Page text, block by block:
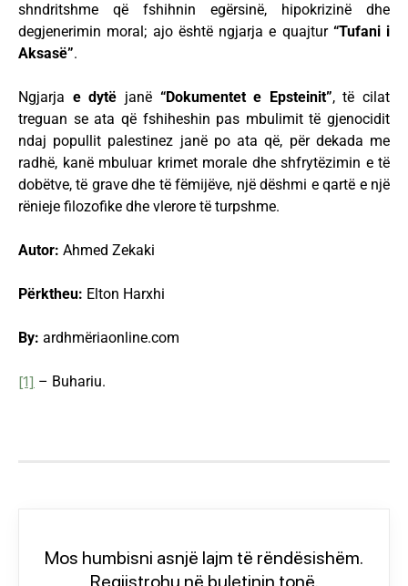
shndritshme që fshihnin egërsinë, hipokrizinë dhe
degjenerimin moral; ajo është ngjarja e quajtur “Tufani i
Aksasë”.
Ngjarja e dytë janë “Dokumentet e Epsteinit”, të cilat
treguan se ata që fshiheshin pas mbulimit të gjenocidit
ndaj popullit palestinez janë po ata që, për dekada me
radhë, kanë mbuluar krimet morale dhe shfrytëzimin e të
dobëtve, të grave dhe të fëmijëve, një dëshmi e qartë e një
rënieje filozofike dhe vlerore të turpshme.
Autor: Ahmed Zekaki
Përktheu: Elton Harxhi
By: ardhmëriaonline.com
[1] – Buhariu.
Mos humbisni asnjë lajm të rëndësishëm.